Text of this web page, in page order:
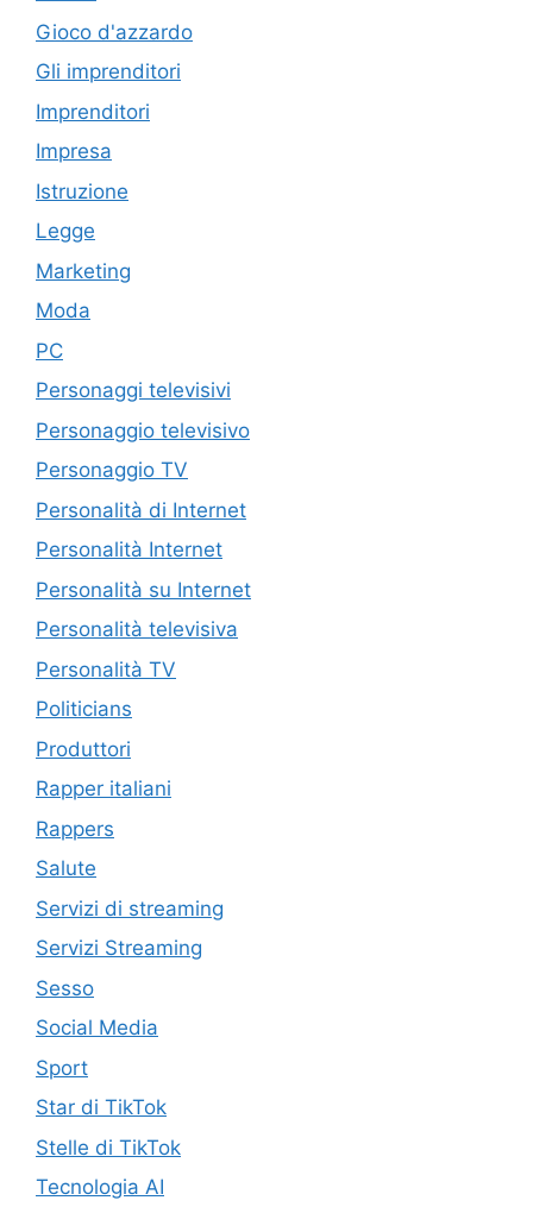
Gioco d'azzardo
Gli imprenditori
Imprenditori
Impresa
Istruzione
Legge
Marketing
Moda
PC
Personaggi televisivi
Personaggio televisivo
Personaggio TV
Personalità di Internet
Personalità Internet
Personalità su Internet
Personalità televisiva
Personalità TV
Politicians
Produttori
Rapper italiani
Rappers
Salute
Servizi di streaming
Servizi Streaming
Sesso
Social Media
Sport
Star di TikTok
Stelle di TikTok
Tecnologia AI